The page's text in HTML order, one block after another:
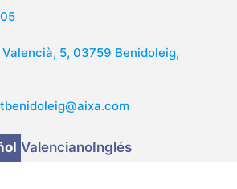
5, 03759 Benidoleig,
ValencianoInglés